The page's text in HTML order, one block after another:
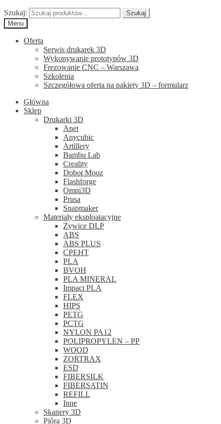
Szukaj:
Szukaj
Menu
Oferta
Serwis drukarek 3D
Wykonywanie prototypów 3D
Frezowanie CNC – Warszawa
Szkolenia
Szczegółowa oferta na pakiety 3D – formularz
Główna
Sklep
Drukarki 3D
Anet
Anycubic
Artillery
Bambu Lab
Creality
Dobot Mooz
Flashforge
Omni3D
Prusa
Snapmaker
Materiały eksploatacyjne
Żywice DLP
ABS
ABS PLUS
CPEHT
PLA
BVOH
PLA MINERAL
Impact PLA
FLEX
HIPS
PETG
PCTG
NYLON PA12
POLIPROPYLEN – PP
WOOD
ZORTRAX
ESD
FIBERSILK
FIBERSATIN
REFILL
Inne
Skanery 3D
Pióra 3D